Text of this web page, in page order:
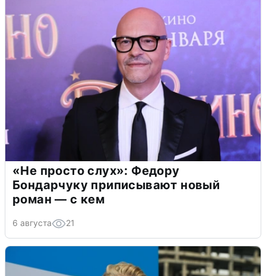
«Не просто слух»: Федору
Бондарчуку приписывают новый
роман — с кем
6 августа 21